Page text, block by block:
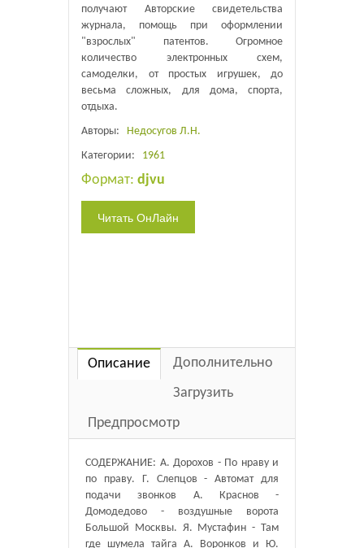
получают Авторские свидетельства
журнала, помощь при оформлении
"взрослых" патентов. Огромное
количество электронных схем,
самоделки, от простых игрушек, до
весьма сложных, для дома, спорта,
отдыха.
Авторы: Недосугов Л.Н.
Категории: 1961
Формат: djvu
Описание
Дополнительно
Загрузить
Предпросмотр
СОДЕРЖАНИЕ: А. Дорохов - По нраву и
по праву. Г. Слепцов - Автомат для
подачи звонков А. Краснов -
Домодедово - воздушные ворота
Большой Москвы. Я. Мустафин - Там
где шумела тайга А. Воронков и Ю.